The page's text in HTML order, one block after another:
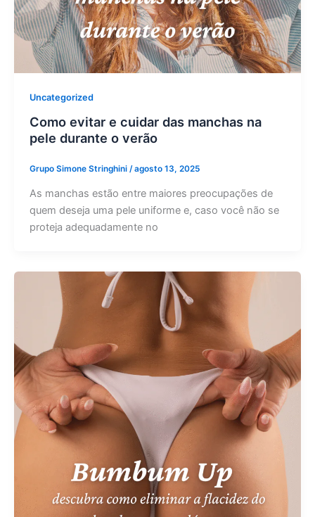
Uncategorized
Como evitar e cuidar das manchas na
pele durante o verão
Grupo Simone Stringhini /agosto 13, 2025
As manchas estão entre maiores preocupações de
quem deseja uma pele uniforme e, caso você não se
proteja adequadamente no